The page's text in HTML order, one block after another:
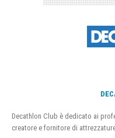
Decathlon Club è dedicato ai
creatore e fornitore di